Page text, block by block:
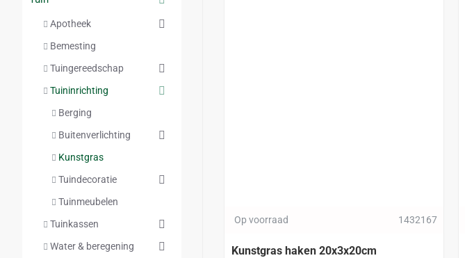
Apotheek
Bemesting
Tuingereedschap
Tuininrichting
Berging
Buitenverlichting
Kunstgras
Tuindecoratie
Tuinmeubelen
Tuinkassen
Water & beregening
Op voorraad 1432167
Kunstgras haken 20x3x20cm